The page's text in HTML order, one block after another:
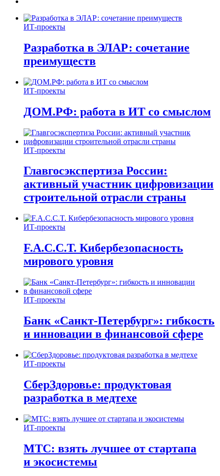
ИТ-проекты
Разработка в ЭЛАР: сочетание
преимуществ
ИТ-проекты
ДОМ.РФ: работа в ИТ со смыслом
ИТ-проекты
Главгосэкспертиза России:
активный участник цифровизации
строительной отрасли страны
ИТ-проекты
F.A.C.C.T. Кибербезопасность
мирового уровня
ИТ-проекты
Банк «Санкт-Петербург»: гибкость
и инновации в финансовой сфере
ИТ-проекты
СберЗдоровье: продуктовая
разработка в медтехе
ИТ-проекты
МТС: взять лучшее от стартапа
и экосистемы